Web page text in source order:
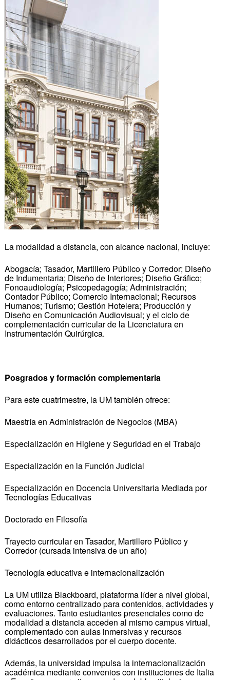
La modalidad a distancia, con alcance nacional, incluye:
Abogacía; Tasador, Martillero Público y Corredor; Diseño
de Indumentaria; Diseño de Interiores; Diseño Gráfico;
Fonoaudiología; Psicopedagogía; Administración;
Contador Público; Comercio Internacional; Recursos
Humanos; Turismo; Gestión Hotelera; Producción y
Diseño en Comunicación Audiovisual; y el ciclo de
complementación curricular de la Licenciatura en
Instrumentación Quirúrgica.
Posgrados y formación complementaria
Para este cuatrimestre, la UM también ofrece:
Maestría en Administración de Negocios (MBA)
Especialización en Higiene y Seguridad en el Trabajo
Especialización en la Función Judicial
Especialización en Docencia Universitaria Mediada por
Tecnologías Educativas
Doctorado en Filosofía
Trayecto curricular en Tasador, Martillero Público y
Corredor (cursada intensiva de un año)
Tecnología educativa e internacionalización
La UM utiliza Blackboard, plataforma líder a nivel global,
como entorno centralizado para contenidos, actividades y
evaluaciones. Tanto estudiantes presenciales como de
modalidad a distancia acceden al mismo campus virtual,
complementado con aulas inmersivas y recursos
didácticos desarrollados por el cuerpo docente.
Además, la universidad impulsa la internacionalización
académica mediante convenios con instituciones de Italia